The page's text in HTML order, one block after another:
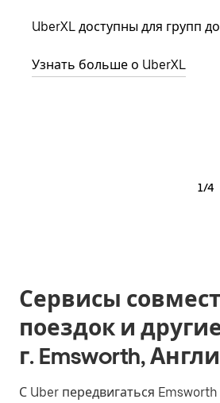
UberXL доступны для групп
Узнать больше о UberXL
1/4
Сервисы
поездок и
г. Emsworth,
С Uber передвигаться